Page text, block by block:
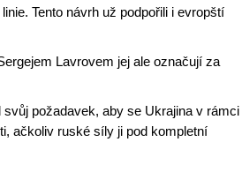
Tento návrh už podpořili i evropští
Lavrovem jej ale označují za
požadavek, aby se Ukrajina v rámci
ačkoliv ruské síly ji pod kompletní